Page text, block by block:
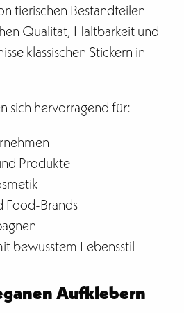
tierischen Bestandteilen
Qualität, Haltbarkeit und
klassischen Stickern in
sich hervorragend für:
Produkte
Food-Brands
bewusstem Lebensstil
Aufklebern